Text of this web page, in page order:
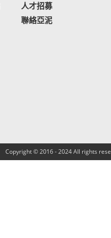
人才招募
聯絡亞泥
Copyright © 2016 - 2024 All rights